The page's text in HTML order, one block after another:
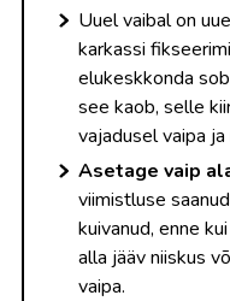
Uuel vaibal on
karkassi
elukeskkonda
see kaob, selle
vajadusel vaipa ja
Asetage vaip
viimistluse
kuivanud, enne
alla jääv niiskus
vaipa.